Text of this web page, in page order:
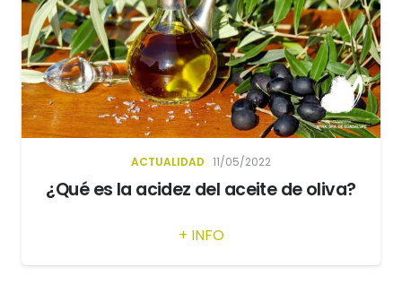
ACTUALIDAD 11/05/2022
¿Qué es la acidez del aceite de oliva?
+ INFO